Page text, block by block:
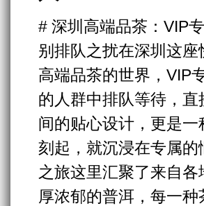
# 深圳高端品茶：VIP
别排队之扰在深圳这
高端品茶的世界，VIP
的人群中排队等待，
间的贴心设计，更是
刻起，就沉浸在专属
之旅这里汇聚了来自
厚浓郁的普洱，每一